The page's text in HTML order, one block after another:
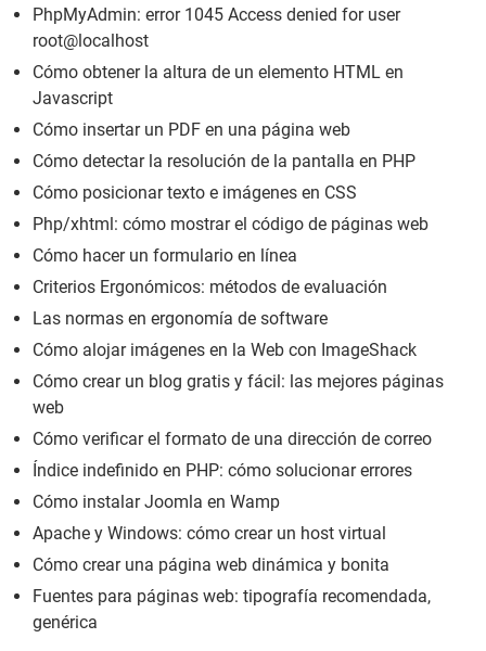
PhpMyAdmin: error 1045 Access denied for user
root@localhost
Cómo obtener la altura de un elemento HTML en
Javascript
Cómo insertar un PDF en una página web
Cómo detectar la resolución de la pantalla en PHP
Cómo posicionar texto e imágenes en CSS
Php/xhtml: cómo mostrar el código de páginas web
Cómo hacer un formulario en línea
Criterios Ergonómicos: métodos de evaluación
Las normas en ergonomía de software
Cómo alojar imágenes en la Web con ImageShack
Cómo crear un blog gratis y fácil: las mejores páginas
web
Cómo verificar el formato de una dirección de correo
Índice indefinido en PHP: cómo solucionar errores
Cómo instalar Joomla en Wamp
Apache y Windows: cómo crear un host virtual
Cómo crear una página web dinámica y bonita
Fuentes para páginas web: tipografía recomendada,
genérica